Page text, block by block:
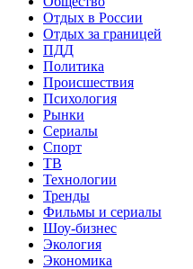
Отдых в России
Отдых за границей
ПДД
Политика
Происшествия
Психология
Рынки
Сериалы
Спорт
ТВ
Технологии
Тренды
Фильмы и сериалы
Шоу-бизнес
Экология
Экономика